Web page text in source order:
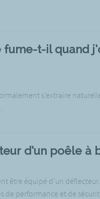
t-il quand
s’extraire
d’un poêle à
être équipé d’un
de performance et de sécurit...